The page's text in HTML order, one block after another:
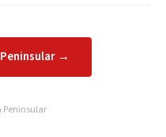
→
Peninsular